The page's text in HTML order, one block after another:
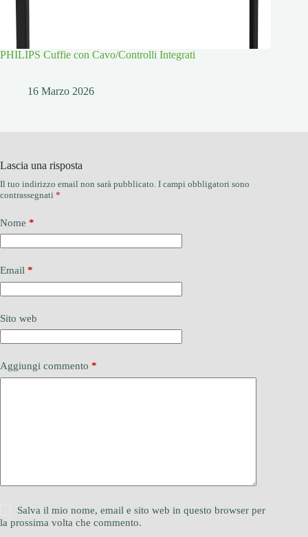
PHILIPS Cuffie con Cavo/Controlli Integrati
16 Marzo 2026
Lascia una risposta
Il tuo indirizzo email non sarà pubblicato. I campi obbligatori sono
contrassegnati *
Nome *
Email *
Sito web
Aggiungi commento *
Salva il mio nome, email e sito web in questo browser per
la prossima volta che commento.